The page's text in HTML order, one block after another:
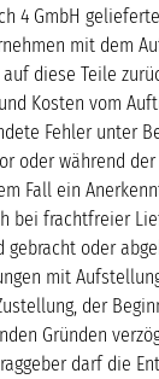
4 GmbH
mit dem
diese Teile
Kosten vom
Fehler unter
während
Fall ein
frachtfreier
oder
mit
der
Gründen
darf die